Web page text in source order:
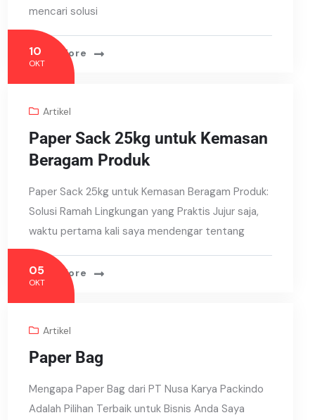
mencari solusi
Read More
10
OKT
Artikel
Paper Sack 25kg untuk Kemasan
Beragam Produk
Paper Sack 25kg untuk Kemasan Beragam Produk:
Solusi Ramah Lingkungan yang Praktis Jujur saja,
waktu pertama kali saya mendengar tentang
Read More
05
OKT
Artikel
Paper Bag
Mengapa Paper Bag dari PT Nusa Karya Packindo
Adalah Pilihan Terbaik untuk Bisnis Anda Saya